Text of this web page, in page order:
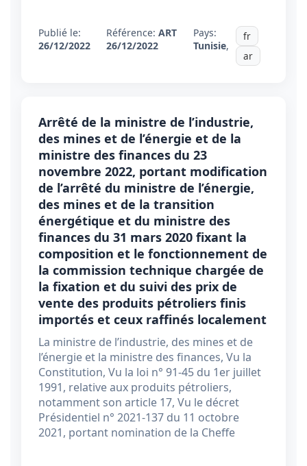
Publié le:
26/12/2022
Référence: ART
26/12/2022
Pays:
Tunisie,
fr
ar
Arrêté de la ministre de l’industrie,
des mines et de l’énergie et de la
ministre des finances du 23
novembre 2022, portant modification
de l’arrêté du ministre de l’énergie,
des mines et de la transition
énergétique et du ministre des
finances du 31 mars 2020 fixant la
composition et le fonctionnement de
la commission technique chargée de
la fixation et du suivi des prix de
vente des produits pétroliers finis
importés et ceux raffinés localement
La ministre de l’industrie, des mines et de
l’énergie et la ministre des finances, Vu la
Constitution, Vu la loi n° 91-45 du 1er juillet
1991, relative aux produits pétroliers,
notamment son article 17, Vu le décret
Présidentiel n° 2021-137 du 11 octobre
2021, portant nomination de la Cheffe